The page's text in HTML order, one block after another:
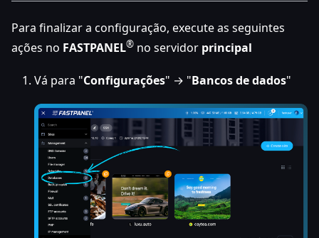
Para finalizar a configuração, execute as seguintes
ações no FASTPANEL® no servidor principal
Vá para "Configurações" → "Bancos de dados"